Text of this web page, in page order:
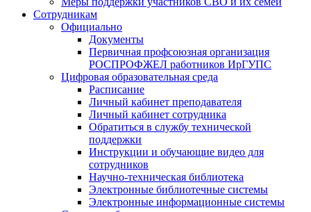
Сотрудникам
Официально
Документы
Первичная профсоюзная организация
РОСПРОФЖЕЛ работников ИрГУПС
Цифровая образовательная среда
Расписание
Личный кабинет преподавателя
Личный кабинет сотрудника
Обратиться в службу технической
поддержки
Инструкции и обучающие видео для
сотрудников
Научно-техническая библиотека
Электронные библиотечные системы
Электронные информационные системы